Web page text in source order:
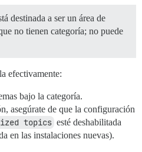
destinada a ser un área de
no tienen categoría; no puede
efectivamente:
bajo la categoría.
asegúrate de que la configuración
topics esté deshabilitada
en las instalaciones nuevas).